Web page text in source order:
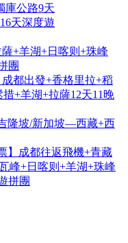
庫公路9天
天深度遊
+羊湖+日喀则+珠峰
團
都出發+香格里拉+稻
+羊湖+拉薩12天11晚
隆坡/新加坡—西藏+西
】成都往返飛機+青藏
峰+日喀则+羊湖+珠峰
拼團